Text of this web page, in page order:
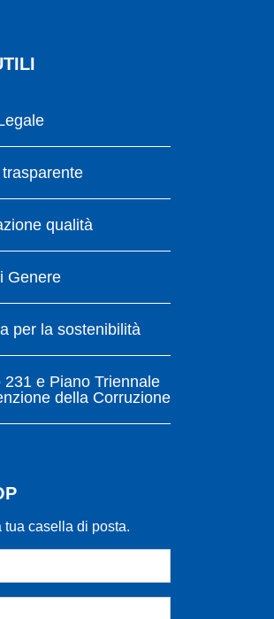
qualità
Genere
per la sostenibilità
231 e Piano Triennale
della Corruzione
casella di posta.